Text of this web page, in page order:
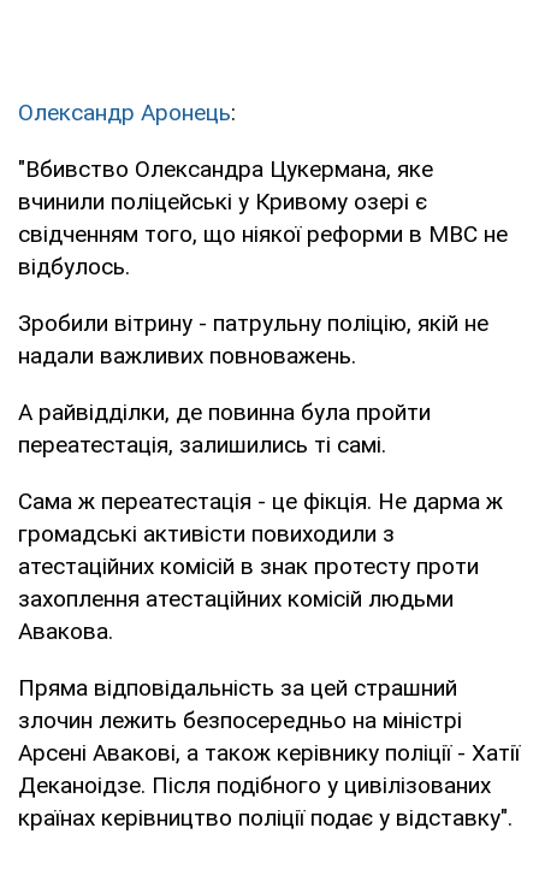
Олександр Аронець:
"Вбивство Олександра Цукермана, яке
вчинили поліцейські у Кривому озері є
свідченням того, що ніякої реформи в МВС не
відбулось.
Зробили вітрину - патрульну поліцію, якій не
надали важливих повноважень.
А райвідділки, де повинна була пройти
переатестація, залишились ті самі.
Сама ж переатестація - це фікція. Не дарма ж
громадські активісти повиходили з
атестаційних комісій в знак протесту проти
захоплення атестаційних комісій людьми
Авакова.
Пряма відповідальність за цей страшний
злочин лежить безпосередньо на міністрі
Арсені Авакові, а також керівнику поліції - Хатії
Деканоідзе. Після подібного у цивілізованих
країнах керівництво поліції подає у відставку".